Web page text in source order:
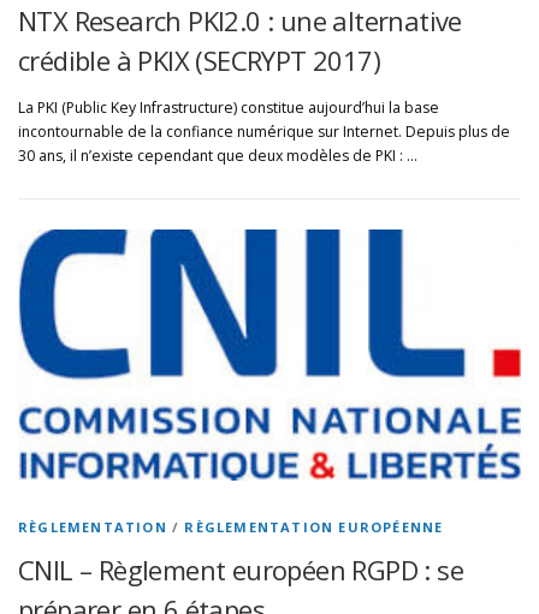
NTX Research PKI2.0 : une alternative
crédible à PKIX (SECRYPT 2017)
La PKI (Public Key Infrastructure) constitue aujourd’hui la base
incontournable de la confiance numérique sur Internet. Depuis plus de
30 ans, il n’existe cependant que deux modèles de PKI : …
RÈGLEMENTATION / RÈGLEMENTATION EUROPÉENNE
CNIL – Règlement européen RGPD : se